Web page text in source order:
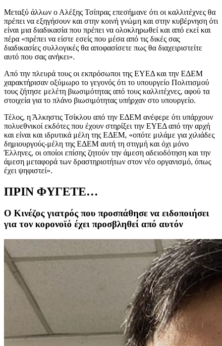
Μεταξύ άλλων ο Αλέξης Τσίπρας επεσήμανε ότι οι καλλιτέχνες θα
πρέπει να εξηγήσουν και στην κοινή γνώμη και στην κυβέρνηση ότι
είναι μια διαδικασία που πρέπει να ολοκληρωθεί και από εκεί και
πέρα «πρέπει να είστε εσείς που μέσα από τις δικές σας
διαδικασίες συλλογικές θα αποφασίσετε πως θα διαχειριστείτε
αυτό που σας ανήκει».
Από την πλευρά τους οι εκπρόσωποι της ΕΥΕΔ και την ΕΔΕΜ
χαρακτήρισαν οξύμωρο το γεγονός ότι το υπουργείο Πολιτισμού
τους ζήτησε μελέτη βιωσιμότητας από τους καλλιτέχνες, αφού τα
στοιχεία για το πλάνο βιωσιμότητας υπήρχαν στο υπουργείο.
Τέλος, η Άλκηστις Τσίκλου από την ΕΔΕΜ ανέφερε ότι υπάρχουν
πολυεθνικοί εκδότες που έχουν στηρίξει την ΕΥΕΔ από την αρχή
και είναι και ιδρυτικά μέλη της ΕΔΕΜ, «οπότε μιλάμε για χιλιάδες
δημιουργούς-μέλη της ΕΔΕΜ αυτή τη στιγμή και όχι μόνο
Έλληνες, οι οποίοι επίσης ζητούν την άμεση αδειοδότηση και την
άμεση μεταφορά των δραστηριοτήτων στον νέο οργανισμό, όπως
έχει ψηφιστεί».
ΠΡΙΝ ΦΥΓΕΤΕ…
O Κινέζος γιατρός που προσπάθησε να ειδοποιήσει
για τον κορονοϊό έχει προσβληθεί από αυτόν